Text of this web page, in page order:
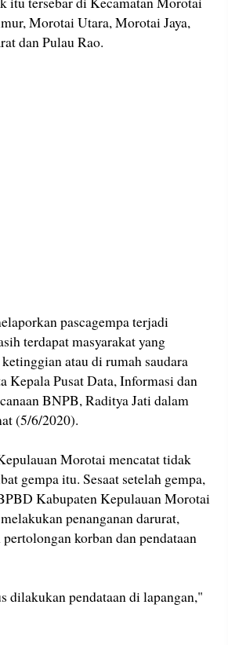
Morotai Utara, Morotai Jaya,
dan Pulau Rao.
pascagempa terjadi
terdapat masyarakat yang
atau di rumah saudara
Kepala Pusat Data, Informasi dan
BNPB, Raditya Jati dalam
(5/6/2020).
Morotai mencatat tidak
gempa itu. Sesaat setelah gempa,
Kabupaten Kepulauan Morotai
penanganan darurat,
korban dan pendataan
dilakukan pendataan di lapangan,"